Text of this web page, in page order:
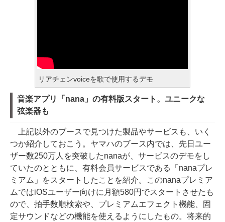
リアチェンvoiceを歌で使用するデモ
音楽アプリ「nana」の有料版スタート。ユニークな
弦楽器も
上記以外のブースで見つけた製品やサービスも、いく
つか紹介しておこう。ヤマハのブース内では、先日ユー
ザー数250万人を突破したnanaが、サービスのデモをし
ていたのとともに、有料会員サービスである「nanaプレ
ミアム」をスタートしたことを紹介。このnanaプレミア
ムではiOSユーザー向けに月額580円でスタートさせたも
ので、拍手数順検索や、プレミアムエフェクト機能、固
定サウンドなどの機能を使えるようにしたもの。将来的